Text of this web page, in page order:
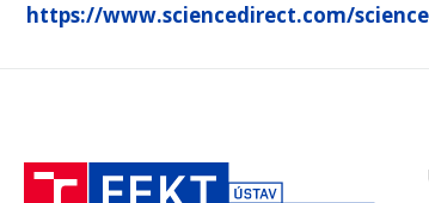
https://www.sciencedirect.com/